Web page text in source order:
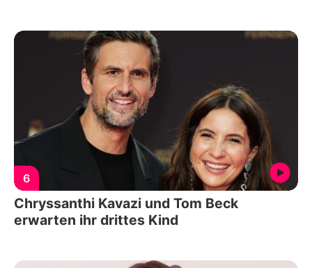
6
Chryssanthi Kavazi und Tom Beck
erwarten ihr drittes Kind